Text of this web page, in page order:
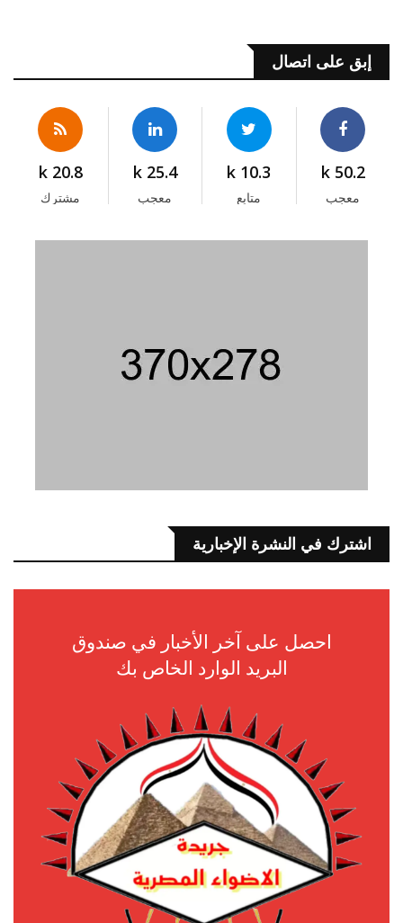
إبق على اتصال
50.2 k
معجب
10.3 k
متابع
25.4 k
معجب
20.8 k
مشترك
اشترك في النشرة الإخبارية
احصل على آخر الأخبار في صندوق
البريد الوارد الخاص بك